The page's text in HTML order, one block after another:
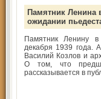
Памятник Ленина
ожидании
Памятник Ленину
декабря 1939 года.
Василий Козлов и
О том, что
рассказывается в